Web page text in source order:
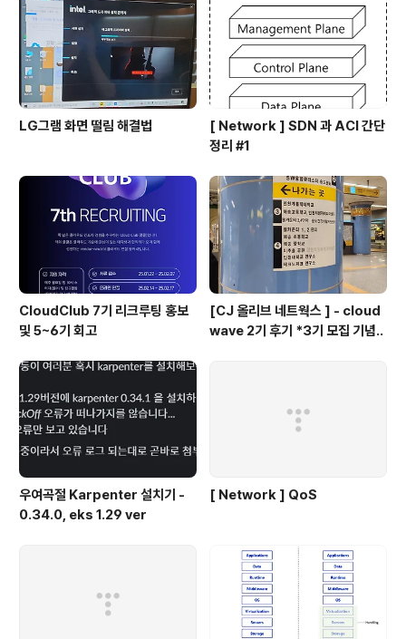
LG그램 화면 떨림 해결법
[ Network ] SDN 과 ACI 간단
정리 #1
CloudClub 7기 리크루팅 홍보
및 5~6기 회고
[CJ 올리브 네트웍스 ] - cloud
wave 2기 후기 *3기 모집 기념..
우여곡절 Karpenter 설치기 -
0.34.0, eks 1.29 ver
[ Network ] QoS